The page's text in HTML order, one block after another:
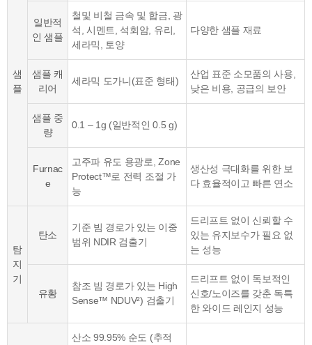
샘
플
일반적
인 샘플
철및 비철 금속 및 합금, 광
석, 시멘트, 석회암, 유리,
세라믹, 토양
다양한 샘플 재료
샘플 캐
리어
세라믹 도가니(표준 형태)
산업 표준 소모품의 사용,
낮은 비용, 공급의 보안
샘플 중
량
0.1 – 1g (일반적인 0.5 g)
Furnac
e
고주파 유도 용광로, Zone
Protect™로 전력 조절 가
능
생산성 극대화를 위한 보
다 효율적이고 빠른 연소
탐
지
기
탄소
기준 빔 경로가 있는 이중
범위 NDIR 검출기
드리프트 없이 신뢰할 수
있는 유지보수가 필요 없
는 성능
유황
참조 빔 경로가 있는 High
Sense™ NDUV²) 검출기
드리프트 없이 독보적인
신호/노이즈를 갖춘 독특
한 와이드 레인지 성능
산소 99.95% 순도 (추적